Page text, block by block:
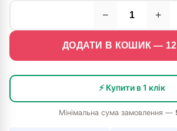
− +
ДОДАТИ В КОШИК —
⚡ Купити в 1 клік
Мінімальна сума замовлення —